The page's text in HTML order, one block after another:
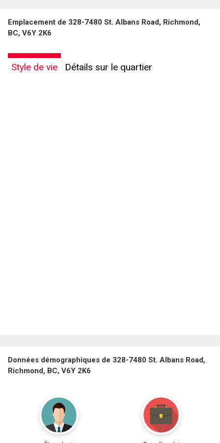
Emplacement de 328-7480 St. Albans Road, Richmond,
BC, V6Y 2K6
Style de vie Détails sur le quartier
Données démographiques de 328-7480 St. Albans Road,
Richmond, BC, V6Y 2K6